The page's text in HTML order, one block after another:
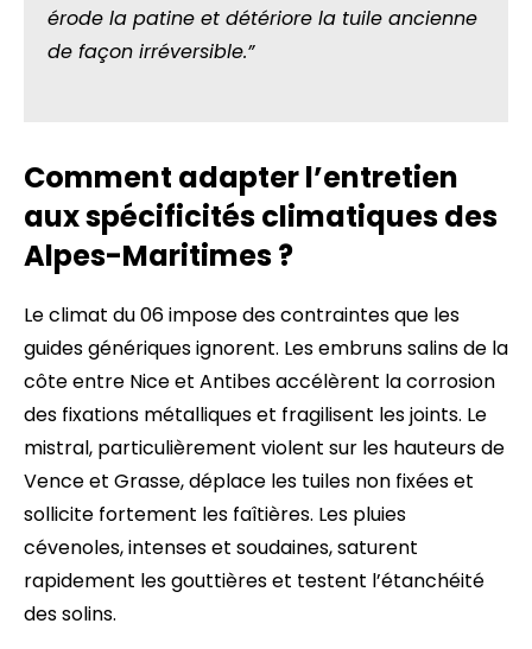
érode la patine et détériore la tuile ancienne
de façon irréversible.”
Comment adapter l’entretien
aux spécificités climatiques des
Alpes-Maritimes ?
Le climat du 06 impose des contraintes que les
guides génériques ignorent. Les embruns salins de la
côte entre Nice et Antibes accélèrent la corrosion
des fixations métalliques et fragilisent les joints. Le
mistral, particulièrement violent sur les hauteurs de
Vence et Grasse, déplace les tuiles non fixées et
sollicite fortement les faîtières. Les pluies
cévenoles, intenses et soudaines, saturent
rapidement les gouttières et testent l’étanchéité
des solins.